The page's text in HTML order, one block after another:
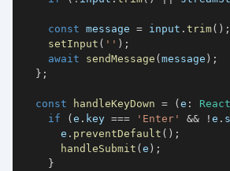
const message = input . trim( ) ;
setInput ( '' ) ;
await
sendMessage (message ) ;
} ;
const handleKeyDown = (e : React
if
(e . key === 'Enter' && ! e .
      e
. preventDefault ( ) ;
handleSubmit (e ) ;
}